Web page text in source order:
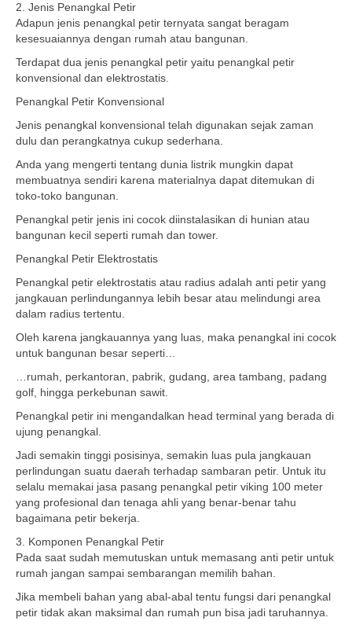
2. Jenis Penangkal Petir
Adapun jenis penangkal petir ternyata sangat beragam
kesesuaiannya dengan rumah atau bangunan.
Terdapat dua jenis penangkal petir yaitu penangkal petir
konvensional dan elektrostatis.
Penangkal Petir Konvensional
Jenis penangkal konvensional telah digunakan sejak zaman
dulu dan perangkatnya cukup sederhana.
Anda yang mengerti tentang dunia listrik mungkin dapat
membuatnya sendiri karena materialnya dapat ditemukan di
toko-toko bangunan.
Penangkal petir jenis ini cocok diinstalasikan di hunian atau
bangunan kecil seperti rumah dan tower.
Penangkal Petir Elektrostatis
Penangkal petir elektrostatis atau radius adalah anti petir yang
jangkauan perlindungannya lebih besar atau melindungi area
dalam radius tertentu.
Oleh karena jangkauannya yang luas, maka penangkal ini cocok
untuk bangunan besar seperti…
…rumah, perkantoran, pabrik, gudang, area tambang, padang
golf, hingga perkebunan sawit.
Penangkal petir ini mengandalkan head terminal yang berada di
ujung penangkal.
Jadi semakin tinggi posisinya, semakin luas pula jangkauan
perlindungan suatu daerah terhadap sambaran petir. Untuk itu
selalu memakai jasa pasang penangkal petir viking 100 meter
yang profesional dan tenaga ahli yang benar-benar tahu
bagaimana petir bekerja.
3. Komponen Penangkal Petir
Pada saat sudah memutuskan untuk memasang anti petir untuk
rumah jangan sampai sembarangan memilih bahan.
Jika membeli bahan yang abal-abal tentu fungsi dari penangkal
petir tidak akan maksimal dan rumah pun bisa jadi taruhannya.